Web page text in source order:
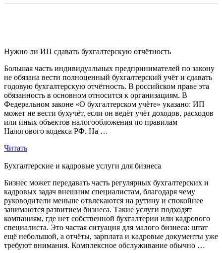
Нужно ли ИП сдавать бухгалтерскую отчётность
Большая часть индивидуальных предпринимателей по закону
не обязана вести полноценный бухгалтерский учёт и сдавать
годовую бухгалтерскую отчётность. В российском праве эта
обязанность в основном относится к организациям. В
Федеральном законе «О бухгалтерском учёте» указано: ИП
может не вести бухучёт, если он ведёт учёт доходов, расходов
или иных объектов налогообложения по правилам
Налогового кодекса РФ. На …
Читать
Бухгалтерские и кадровые услуги для бизнеса
Бизнес может передавать часть регулярных бухгалтерских и
кадровых задач внешним специалистам, благодаря чему
руководители меньше отвлекаются на рутину и спокойнее
занимаются развитием бизнеса. Такие услуги подходят
компаниям, где нет собственной бухгалтерии или кадрового
специалиста. Это частая ситуация для малого бизнеса: штат
ещё небольшой, а отчёты, зарплата и кадровые документы уже
требуют внимания. Комплексное обслуживание обычно …